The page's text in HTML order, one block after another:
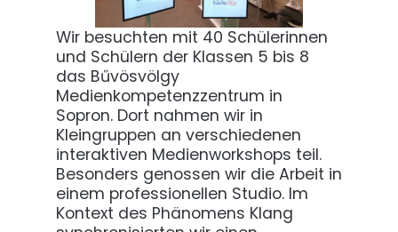
Wir besuchten mit 40 Schülerinnen
und Schülern der Klassen 5 bis 8
das Bűvösvölgy
Medienkompetenzzentrum in
Sopron. Dort nahmen wir in
Kleingruppen an verschiedenen
interaktiven Medienworkshops teil.
Besonders genossen wir die Arbeit in
einem professionellen Studio. Im
Kontext des Phänomens Klang